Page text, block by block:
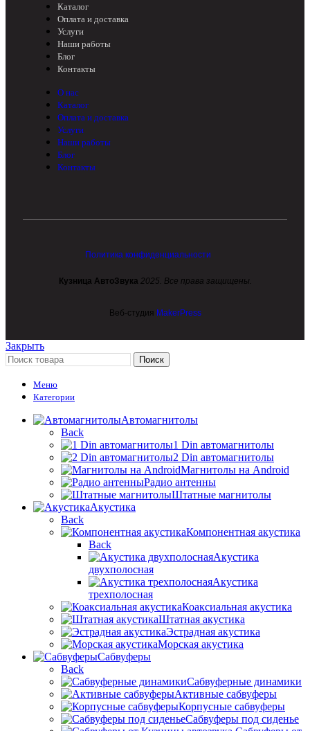
Каталог
Оплата и доставка
Услуги
Наши работы
Блог
Контакты
О нас
Каталог
Оплата и доставка
Услуги
Наши работы
Блог
Контакты
Политика конфиденциальности
Кузница АвтоЗвука 2025. Все права защищены.
Веб-студия MakerPress
Закрыть
Поиск
Меню
Категории
Автомагнитолы
Back
1 Din автомагнитолы
2 Din автомагнитолы
Магнитолы на Android
Радио антенны
Штатные магнитолы
Акустика
Back
Компонентная акустика
Back
Акустика
двухполосная
Акустика
трехполосная
Коаксиальная акустика
Штатная акустика
Эстрадная акустика
Морская акустика
Сабвуферы
Back
Сабвуферные динамики
Активные сабвуферы
Корпусные сабвуферы
Сабвуферы под сиденье